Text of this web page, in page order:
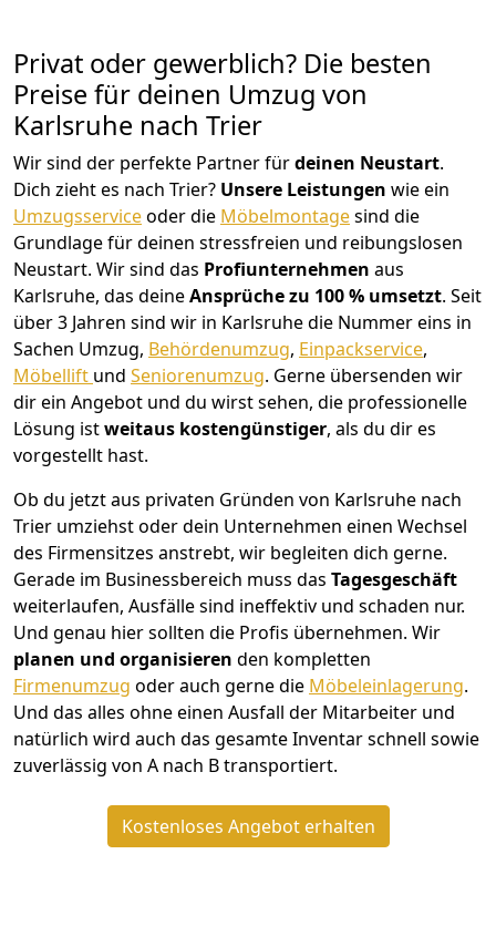
Privat oder gewerblich? Die besten
Preise für deinen Umzug von
Karlsruhe nach Trier
Wir sind der perfekte Partner fürdeinen Neustart.
Dich zieht es nach Trier? Unsere Leistungen wie ein
Umzugsserviceoder die Möbelmontagesind die
Grundlage für deinen stressfreien und reibungslosen
Neustart. Wir sind das Profiunternehmen aus
Karlsruhe, das deineAnsprüche zu 100 % umsetzt. Seit
über 3 Jahren sind wir in Karlsruhe die Nummer eins in
Sachen Umzug, Behördenumzug, Einpackservice,
Möbellift und Seniorenumzug. Gerne übersenden wir
dir ein Angebot und du wirst sehen, die professionelle
Lösung istweitaus kostengünstiger, als du dir es
vorgestellt hast.
Ob du jetzt aus privaten Gründen von Karlsruhe nach
Trier umziehst oder dein Unternehmen einen Wechsel
des Firmensitzes anstrebt, wir begleiten dich gerne.
Gerade im Businessbereich muss das Tagesgeschäft
weiterlaufen, Ausfälle sind ineffektiv und schaden nur.
Und genau hier sollten die Profis übernehmen. Wir
planen und organisieren den kompletten
Firmenumzug oder auch gerne die Möbeleinlagerung.
Und das alles ohne einen Ausfall der Mitarbeiter und
natürlich wird auch das gesamte Inventar schnell sowie
zuverlässig von A nach B transportiert.
Kostenloses Angebot erhalten